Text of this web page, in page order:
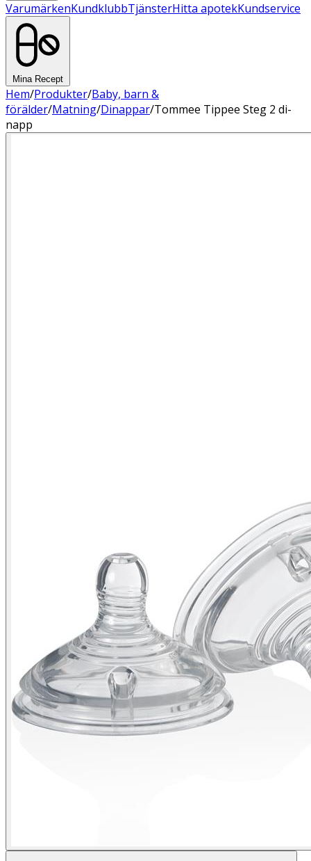
VarumärkenKundklubbTjänsterHitta apotekKundservice
Mina Recept
Hem/Produkter/Baby, barn &
förälder/Matning/Dinappar/Tommee Tippee Steg 2 di-
napp